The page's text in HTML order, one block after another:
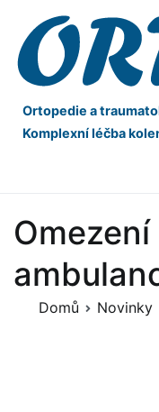
Ortopedie a
Komplexní léčba
Domů Novinky